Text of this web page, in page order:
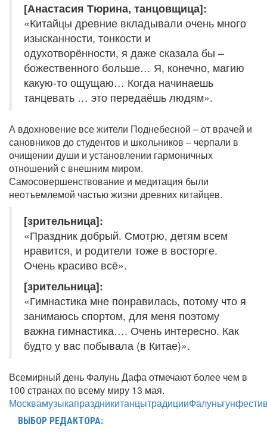
[Анастасия Тюрина, танцовщица]:
«Китайцы древние вкладывали очень много
изысканности, тонкости и
одухотворённости, я даже сказала бы –
божественного больше… Я, конечно, магию
какую-то ощущаю… Когда начинаешь
танцевать … это передаёшь людям».
А вдохновение все жители Поднебесной – от врачей и
сановников до студентов и школьников – черпали в
очищении души и установлении гармоничных
отношений с внешним миром.
Самосовершенствование и медитация были
неотъемлемой частью жизни древних китайцев.
[зрительница]:
«Праздник добрый. Смотрю, детям всем
нравится, и родители тоже в восторге.
Очень красиво всё».
[зрительница]:
«Гимнастика мне понравилась, потому что я
занимаюсь спортом, для меня поэтому
важна гимнастика…. Очень интересно. Как
будто у вас побывала (в Китае)».
Всемирный день Фалунь Дафа отмечают более чем в
100 странах по всему миру 13 мая.
МосквамузыкапраздникитанцытрадицииФалуньгун
ВЫБОР РЕДАКТОРА: